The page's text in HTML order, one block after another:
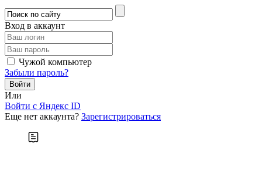
Вход в аккаунт
Чужой компьютер
Забыли пароль?
Или
Войти c Яндекс ID
Еще нет аккаунта? Зарегистрироваться